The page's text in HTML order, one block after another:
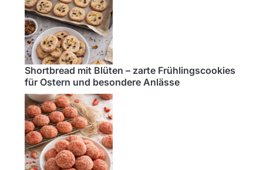
Shortbread mit Blüten – zarte Frühlingscookies
für Ostern und besondere Anlässe